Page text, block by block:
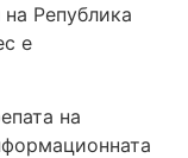
Република
е
на